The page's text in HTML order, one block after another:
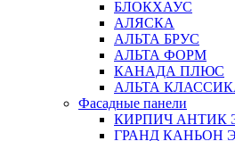
БЛОКХАУС
АЛЯСКА
АЛЬТА БРУС
АЛЬТА ФОРМ
КАНАДА ПЛЮС
АЛЬТА
Фасадные панели
КИРПИЧ АНТИК
ГРАНД КАНЬОН